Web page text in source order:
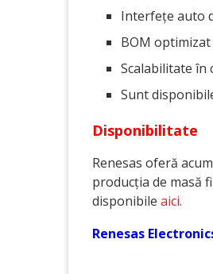
Interfețe auto
BOM
Scalabilitate în
Sunt
Disponibilitate
Renesas oferă
producția de masă
disponibile aici.
Renesas